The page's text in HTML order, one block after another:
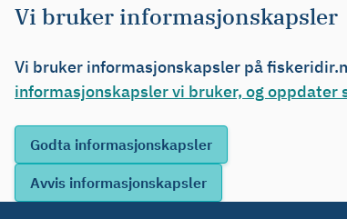
Vi bruker informasjonskapsler
Vi bruker informasjonskapsler på
informasjonskapsler vi bruker, og